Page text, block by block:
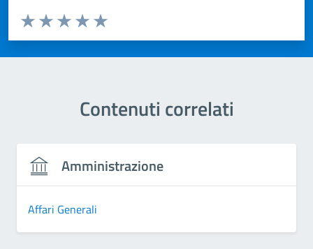
Valuta da 1 a 5 stelle la pagina
Valuta 5 stelle su 5
Valuta 4 stelle su 5
Valuta 3 stelle su 5
Valuta 2 stelle su 5
Valuta 1 stelle su 5
Contenuti correlati
Amministrazione
Affari Generali